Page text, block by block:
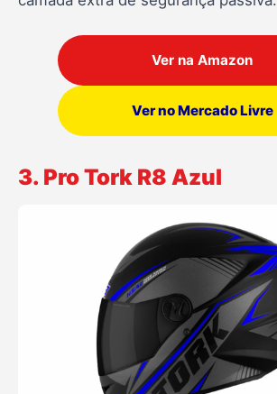
Ver na Amazon
Ver no Mercado Livre
3. Pro Tork R8 Azul